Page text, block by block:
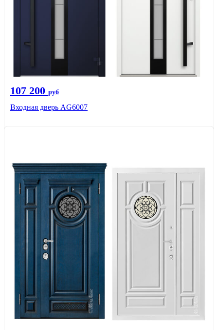
107 200 руб
Входная дверь AG6007